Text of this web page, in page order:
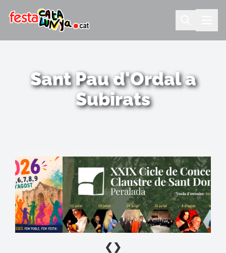
Sant Pau d'Ordal a
Subirats
❮ ❯